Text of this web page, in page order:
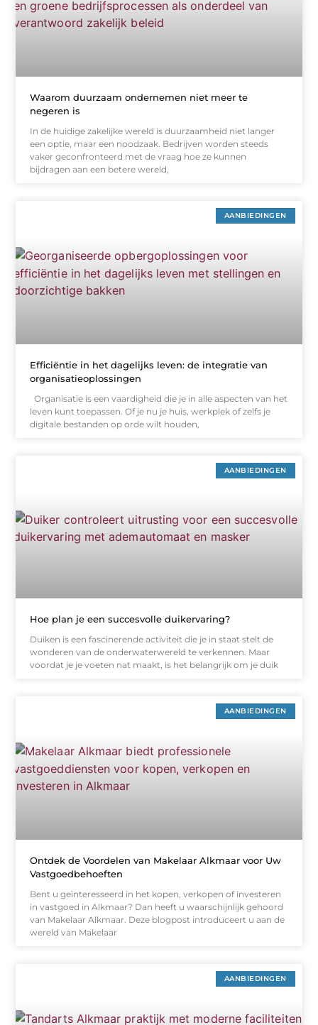
Waarom duurzaam ondernemen niet meer te
negeren is
In de huidige zakelijke wereld is duurzaamheid niet langer
een optie, maar een noodzaak. Bedrijven worden steeds
vaker geconfronteerd met de vraag hoe ze kunnen
bijdragen aan een betere wereld,
AANBIEDINGEN
Efficiëntie in het dagelijks leven: de integratie van
organisatieoplossingen
Organisatie is een vaardigheid die je in alle aspecten van het
leven kunt toepassen. Of je nu je huis, werkplek of zelfs je
digitale bestanden op orde wilt houden,
AANBIEDINGEN
Hoe plan je een succesvolle duikervaring?
Duiken is een fascinerende activiteit die je in staat stelt de
wonderen van de onderwaterwereld te verkennen. Maar
voordat je je voeten nat maakt, is het belangrijk om je duik
AANBIEDINGEN
Ontdek de Voordelen van Makelaar Alkmaar voor Uw
Vastgoedbehoeften
Bent u geïnteresseerd in het kopen, verkopen of investeren
in vastgoed in Alkmaar? Dan heeft u waarschijnlijk gehoord
van Makelaar Alkmaar. Deze blogpost introduceert u aan de
wereld van Makelaar
AANBIEDINGEN